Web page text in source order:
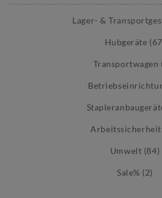
Lager- &
Hubgeräte
Transportwagen
Arbeitssicherheit
Umwelt (84)
Sale% (2)